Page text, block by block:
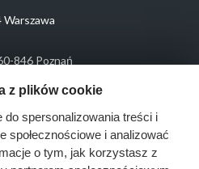
846 Poznań
z plików cookie
spersonalizowania treści i
społecznościowe i analizować
o tym, jak korzystasz z